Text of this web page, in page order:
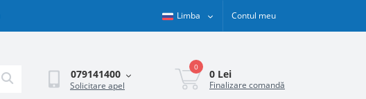
Limba Contul meu
079141400
Solicitare apel
0
0 Lei
Finalizare comandă